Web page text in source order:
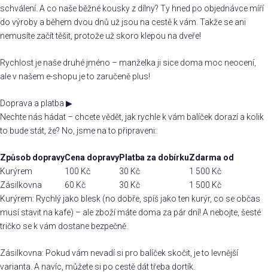
schválení. A co naše běžné kousky z dílny? Ty hned po objednávce míří
do výroby a během dvou dnů už jsou na cestě k vám. Takže se ani
nemusíte začít těšit, protože už skoro klepou na dveře!
Rychlost je naše druhé jméno – manželka ji sice doma moc neocení,
ale v našem e-shopu je to zaručeně plus!
Doprava a platba ▶
Nechte nás hádat – chcete vědět, jak rychle k vám balíček dorazí a kolik
to bude stát, že? No, jsme na to připraveni:
Způsob dopravyCena dopravyPlatba za dobírkuZdarma od
Kurýrem
100 Kč 30 Kč
1 500 Kč
Zásilkovna
60 Kč 30 Kč
1 500 Kč
Kurýrem: Rychlý jako blesk (no dobře, spíš jako ten kurýr, co se občas
musí stavit na kafe) – ale zboží máte doma za pár dní! A nebojte, šesté
tričko se k vám dostane bezpečně.
Zásilkovna: Pokud vám nevadí si pro balíček skočit, je to levnější
varianta. A navíc, můžete si po cestě dát třeba dortík.